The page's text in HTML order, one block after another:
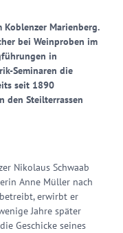
Marienberg.
bei Weinproben im
in
Seminaren die
seit 1890
den Steilterrassen
Nikolaus Schwaab
Anne Müller nach
erwirbt er
Jahre später
Geschicke seines